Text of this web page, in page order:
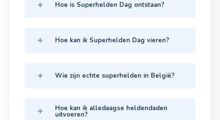
Hoe is Superhelden Dag ontstaan?
Hoe kan ik Superhelden Dag vieren?
Wie zijn echte superhelden in België?
Hoe kan ik alledaagse heldendaden
uitvoeren?